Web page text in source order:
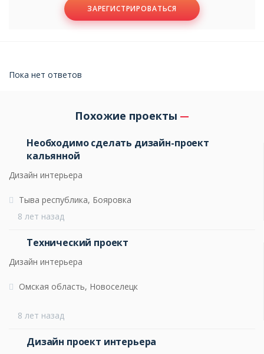
ЗАРЕГИСТРИРОВАТЬСЯ
Пока нет ответов
Похожие проекты
Необходимо сделать дизайн-проект
кальянной
Дизайн интерьера
8 лет назад
Тыва республика, Бояровка
Технический проект
Дизайн интерьера
8 лет назад
Омская область, Новоселецк
Дизайн проект интерьера